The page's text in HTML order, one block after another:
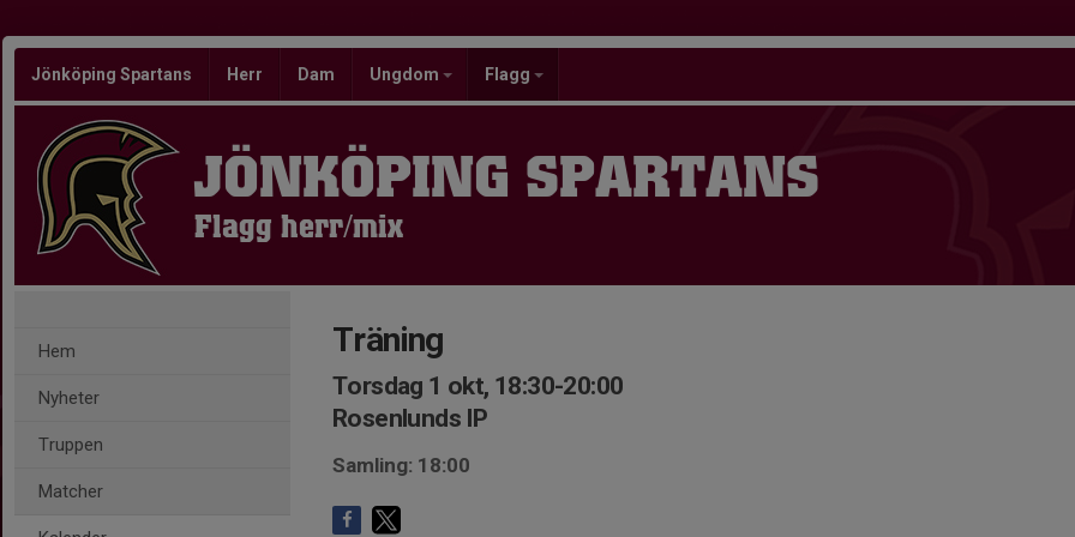
Jönköping Spartans Herr Dam Ungdom Flagg
JÖNKÖPING SPARTANS
Flagg herr/mix
Hem
Nyheter
Truppen
Matcher
Träning
Torsdag 1 okt, 18:30-20:00
Rosenlunds IP
Samling: 18:00